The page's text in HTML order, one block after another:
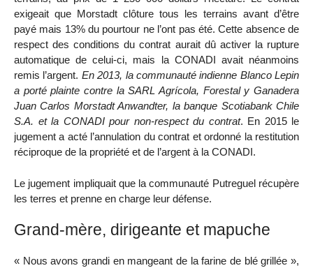
exigeait que Morstadt clôture tous les terrains avant d’être
payé mais 13% du pourtour ne l’ont pas été. Cette absence de
respect des conditions du contrat aurait dû activer la rupture
automatique de celui-ci, mais la CONADI avait néanmoins
remis l’argent. En 2013, la communauté indienne Blanco Lepin
a porté plainte contre la SARL Agrícola, Forestal y Ganadera
Juan Carlos Morstadt Anwandter, la banque Scotiabank Chile
S.A. et la CONADI pour non-respect du contrat. En 2015 le
jugement a acté l’annulation du contrat et ordonné la restitution
réciproque de la propriété et de l’argent à la CONADI.
Le jugement impliquait que la communauté Putreguel récupère
les terres et prenne en charge leur défense.
Grand-mère, dirigeante et mapuche
« Nous avons grandi en mangeant de la farine de blé grillée »,